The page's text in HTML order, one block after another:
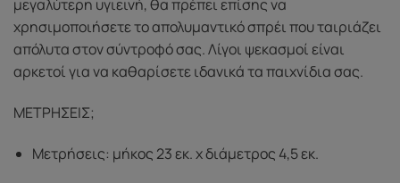
μεγαλύτερη υγιεινή, θα πρέπει επίσης να
χρησιμοποιήσετε το απολυμαντικό σπρέι που ταιριάζει
απόλυτα στον σύντροφό σας. Λίγοι ψεκασμοί είναι
αρκετοί για να καθαρίσετε ιδανικά τα παιχνίδια σας.
ΜΕΤΡΗΣΕΙΣ;
Μετρήσεις: μήκος 23 εκ. x διάμετρος 4,5 εκ.